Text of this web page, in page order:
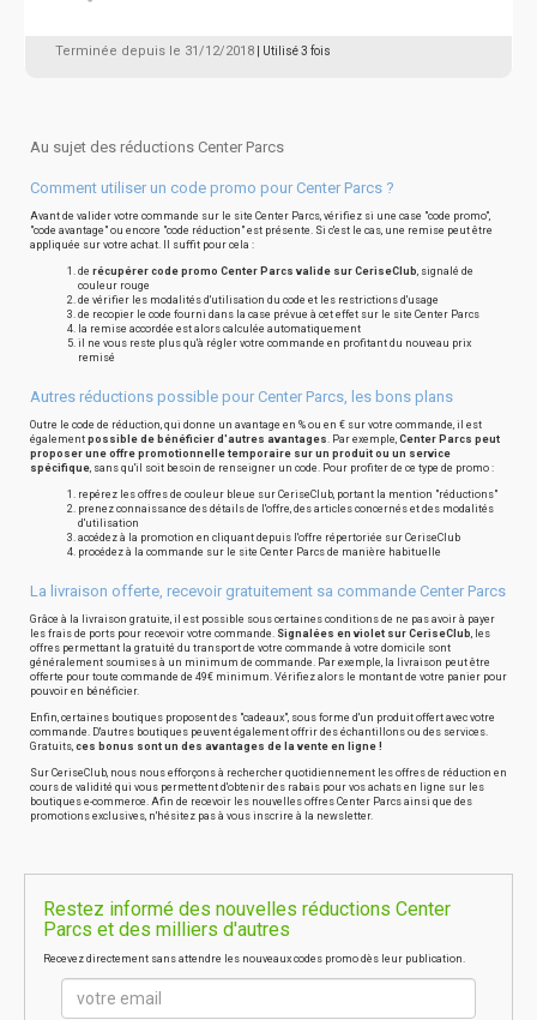
Terminée depuis le 31/12/2018 | Utilisé 3 fois
Au sujet des réductions Center Parcs
Comment utiliser un code promo pour Center Parcs ?
Avant de valider votre commande sur le site Center Parcs, vérifiez si une case "code promo",
"code avantage" ou encore "code réduction" est présente. Si c'est le cas, une remise peut être
appliquée sur votre achat. Il suffit pour cela :
de récupérer code promo Center Parcs valide sur CeriseClub, signalé de
couleur rouge
de vérifier les modalités d'utilisation du code et les restrictions d'usage
de recopier le code fourni dans la case prévue à cet effet sur le site Center Parcs
la remise accordée est alors calculée automatiquement
il ne vous reste plus qu'à régler votre commande en profitant du nouveau prix
remisé
Autres réductions possible pour Center Parcs, les bons plans
Outre le code de réduction, qui donne un avantage en % ou en € sur votre commande, il est
également possible de bénéficier d'autres avantages. Par exemple, Center Parcs peut
proposer une offre promotionnelle temporaire sur un produit ou un service
spécifique, sans qu'il soit besoin de renseigner un code. Pour profiter de ce type de promo :
repérez les offres de couleur bleue sur CeriseClub, portant la mention "réductions"
prenez connaissance des détails de l'offre, des articles concernés et des modalités
d'utilisation
accédez à la promotion en cliquant depuis l'offre répertoriée sur CeriseClub
procédez à la commande sur le site Center Parcs de manière habituelle
La livraison offerte, recevoir gratuitement sa commande Center Parcs
Grâce à la livraison gratuite, il est possible sous certaines conditions de ne pas avoir à payer
les frais de ports pour recevoir votre commande. Signalées en violet sur CeriseClub, les
offres permettant la gratuité du transport de votre commande à votre domicile sont
généralement soumises à un minimum de commande. Par exemple, la livraison peut être
offerte pour toute commande de 49€ minimum. Vérifiez alors le montant de votre panier pour
pouvoir en bénéficier.
Enfin, certaines boutiques proposent des "cadeaux", sous forme d'un produit offert avec votre
commande. D'autres boutiques peuvent également offrir des échantillons ou des services.
Gratuits, ces bonus sont un des avantages de la vente en ligne !
Sur CeriseClub, nous nous efforçons à rechercher quotidiennement les offres de réduction en
cours de validité qui vous permettent d'obtenir des rabais pour vos achats en ligne sur les
boutiques e-commerce. Afin de recevoir les nouvelles offres Center Parcs ainsi que des
promotions exclusives, n'hésitez pas à vous inscrire à la newsletter.
Restez informé des nouvelles réductions Center
Parcs et des milliers d'autres
Recevez directement sans attendre les nouveaux codes promo dès leur publication.